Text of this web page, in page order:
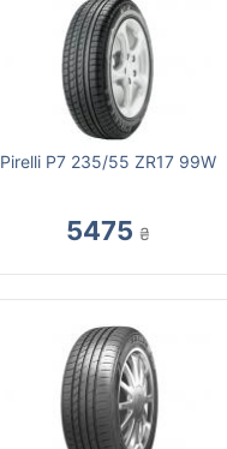
Pirelli P7 235/55 ZR17 99W
5475 ₴